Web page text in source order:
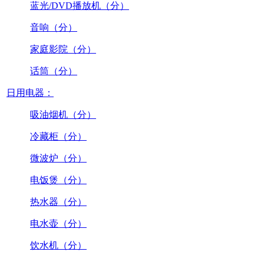
蓝光/DVD播放机（分）
音响（分）
家庭影院（分）
话筒（分）
日用电器：
吸油烟机（分）
冷藏柜（分）
微波炉（分）
电饭煲（分）
热水器（分）
电水壶（分）
饮水机（分）